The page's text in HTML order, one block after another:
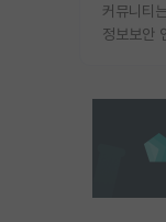
커뮤니티